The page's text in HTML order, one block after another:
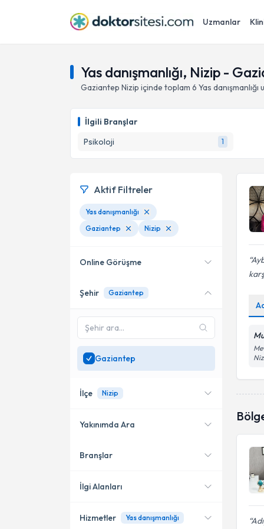
Uzmanlar
Yas danışmanlığı, Nizip -
Gaziantep Nizip içinde toplam 6 Yas danışmanlığı
İlgili Branşlar
Psikoloji
1
Aktif Filtreler
Yas danışmanlığı
Gaziantep
Nizip
Online Görüşme
Online danışmanlık sunan
SadeceGaziantep
bölgesinde uzman ara
Şehir Gaziantep
Gaziantep
İlçe Nizip
Şehitkamil
Nizip
Yakınımda Ara
Konumuma yakın uzmanları
Branşlar
Psikoloji
İlgi Alanları
Hizmetler Yas danışmanlığı